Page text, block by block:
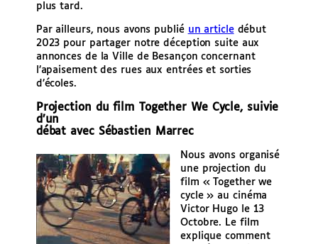
plus tard.
Par ailleurs, nous avons publié un articledébut
2023 pour partager notre déception suite aux
annonces de la Ville de Besançon concernant
l’apaisement des rues aux entrées et sorties
d’écoles.
Projection du film Together We Cycle, suivie
d’un
débat avec Sébastien Marrec
Nous avons organisé
une projection du
film « Together we
cycle » au cinéma
Victor Hugo le 13
Octobre. Le film
explique comment